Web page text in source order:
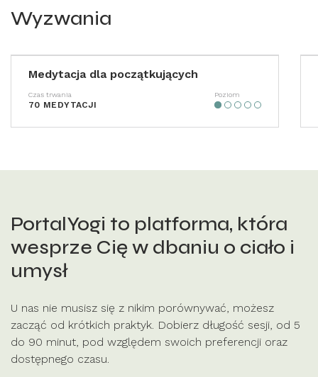
Wyzwania
Medytacja dla początkujących
Czas trwania
70 MEDYTACJI
Poziom
PortalYogi to platforma, która
wesprze Cię w dbaniu o ciało i
umysł
U nas nie musisz się z nikim porównywać, możesz
zacząć od krótkich praktyk. Dobierz długość sesji, od 5
do 90 minut, pod względem swoich preferencji oraz
dostępnego czasu.